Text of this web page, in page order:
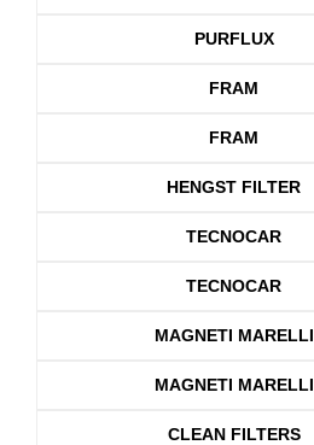
PURFLUX
FRAM
FRAM
HENGST FILTER
TECNOCAR
TECNOCAR
MAGNETI MARELLI
MAGNETI MARELLI
CLEAN FILTERS